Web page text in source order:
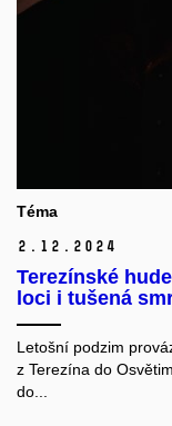
Téma
2. 12. 2024
Terezínské
loci i tušená
Letošní podzim
z Terezína do
do...